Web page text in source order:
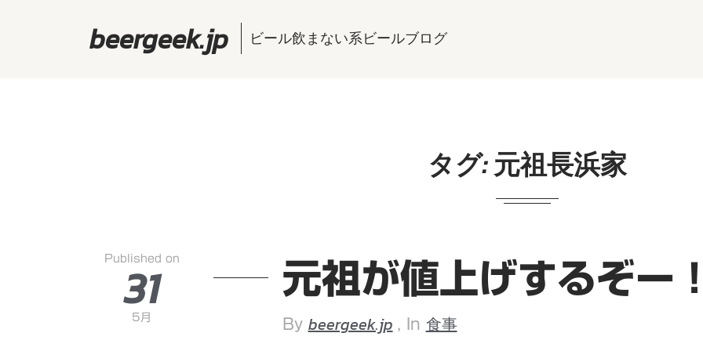
beergeek.jp ビール飲まない系ビールブログ
タグ:元祖長浜家
Published on
31
5月
元祖が値上げするぞー
By beergeek.jp , In 食事